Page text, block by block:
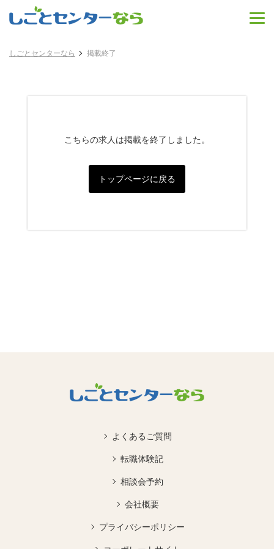
しごとセンターなら 掲載終了
こちらの求人は掲載を終了しました。
トップページに戻る
よくあるご質問
転職体験記
相談会予約
会社概要
プライバシーポリシー